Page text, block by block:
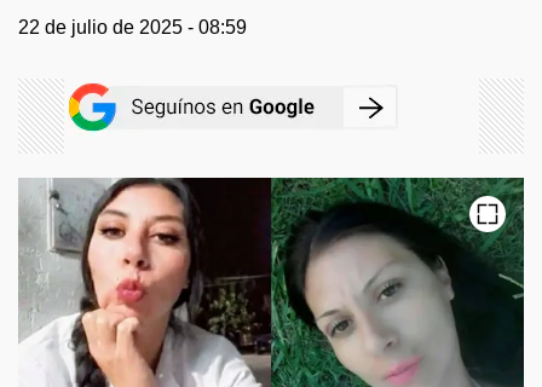
22 de julio de 2025 - 08:59